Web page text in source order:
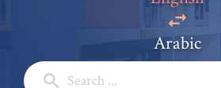
Arabic
Full Name: *